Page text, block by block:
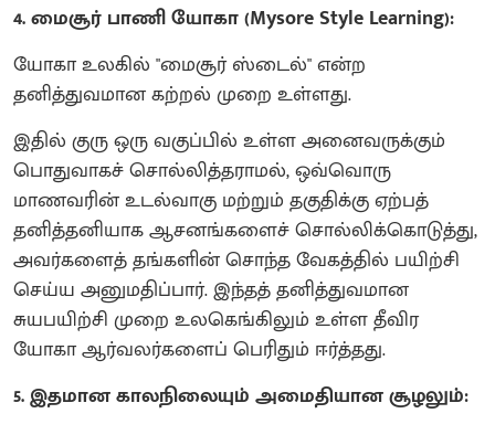
​4. மைசூர் பாணி யோகா (Mysore Style Learning):
​யோகா உலகில் "மைசூர் ஸ்டைல்" என்ற
தனித்துவமான கற்றல் முறை உள்ளது.
​இதில் குரு ஒரு வகுப்பில் உள்ள அனைவருக்கும்
பொதுவாகச் சொல்லித்தராமல், ஒவ்வொரு
மாணவரின் உடல்வாகு மற்றும் தகுதிக்கு ஏற்பத்
தனித்தனியாக ஆசனங்களைச் சொல்லிக்கொடுத்து,
அவர்களைத் தங்களின் சொந்த வேகத்தில் பயிற்சி
செய்ய அனுமதிப்பார். இந்தத் தனித்துவமான
சுயபயிற்சி முறை உலகெங்கிலும் உள்ள தீவிர
யோகா ஆர்வலர்களைப் பெரிதும் ஈர்த்தது.
​5. இதமான காலநிலையும் அமைதியான சூழலும்: